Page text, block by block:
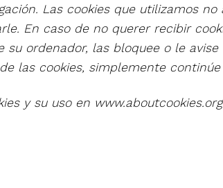
Las cookies que utilizamos
En caso de no querer recibir
ordenador, las bloquee o le
las cookies, simplemente
y su uso en